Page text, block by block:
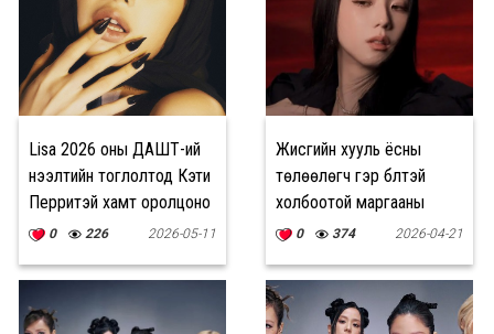
Lisa 2026 оны ДАШТ-ий
нээлтийн тоглолтод Кэти
Перритэй хамт оролцоно
0 226 2026-05-11
Жисүгийн хууль ёсны
төлөөлөгч гэр бүлтэй
холбоотой маргааны
талаар мэдэгдэл
0 374 2026-04-21